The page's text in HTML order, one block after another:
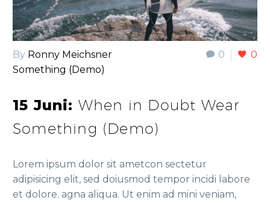
0 0
By Ronny Meichsner
Something (Demo)
15 Juni: When in Doubt Wear
Something (Demo)
Lorem ipsum dolor sit ametcon sectetur
adipisicing elit, sed doiusmod tempor incidi labore
et dolore. agna aliqua. Ut enim ad mini veniam,